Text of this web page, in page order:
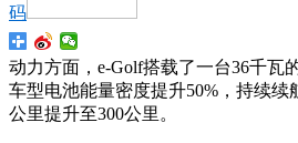
码
动力方面，e-Golf搭载了一台36千瓦
车型电池能量密度提升50%，持续续
公里提升至300公里。